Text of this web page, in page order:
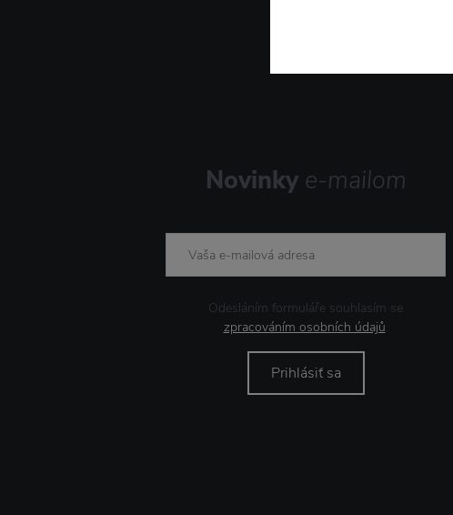
Novinky e-mailom
Odesláním formuláře souhlasím se
zpracováním osobních údajů.
Prihlásiť sa